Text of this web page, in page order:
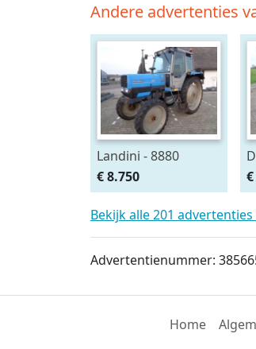
Andere advertenties
Landini - 8880
€ 8.750
Bekijk alle 201
Advertentienummer:
Home